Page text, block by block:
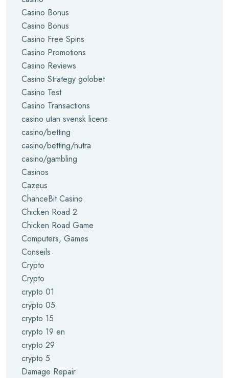
Casino Bonus
Casino Bonus
Casino Free Spins
Casino Promotions
Casino Reviews
Casino Strategy golobet
Casino Test
Casino Transactions
casino utan svensk licens
casino/betting
casino/betting/nutra
casino/gambling
Casinos
Cazeus
ChanceBit Casino
Chicken Road 2
Chicken Road Game
Computers, Games
Conseils
Crypto
Crypto
crypto 01
crypto 05
crypto 15
crypto 19 en
crypto 29
crypto 5
Damage Repair